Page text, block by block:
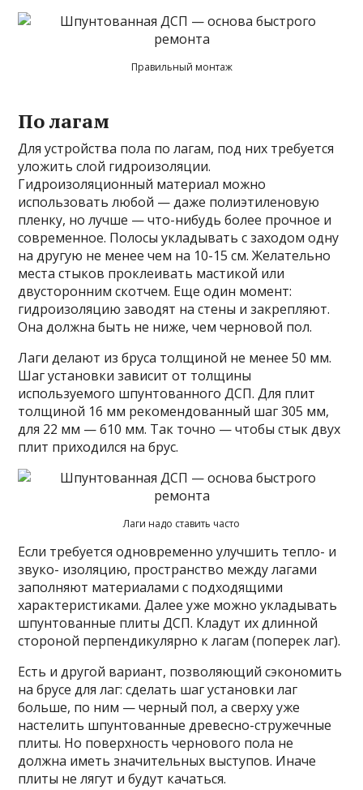
Правильный монтаж
По лагам
Для устройства пола по лагам, под них требуется
уложить слой гидроизоляции.
Гидроизоляционный материал можно
использовать любой — даже полиэтиленовую
пленку, но лучше — что-нибудь более прочное и
современное. Полосы укладывать с заходом одну
на другую не менее чем на 10-15 см. Желательно
места стыков проклеивать мастикой или
двусторонним скотчем. Еще один момент:
гидроизоляцию заводят на стены и закрепляют.
Она должна быть не ниже, чем черновой пол.
Лаги делают из бруса толщиной не менее 50 мм.
Шаг установки зависит от толщины
используемого шпунтованного ДСП. Для плит
толщиной 16 мм рекомендованный шаг 305 мм,
для 22 мм — 610 мм. Так точно — чтобы стык двух
плит приходился на брус.
Лаги надо ставить часто
Если требуется одновременно улучшить тепло- и
звуко- изоляцию, пространство между лагами
заполняют материалами с подходящими
характеристиками. Далее уже можно укладывать
шпунтованные плиты ДСП. Кладут их длинной
стороной перпендикулярно к лагам (поперек лаг).
Есть и другой вариант, позволяющий сэкономить
на брусе для лаг: сделать шаг установки лаг
больше, по ним — черный пол, а сверху уже
настелить шпунтованные древесно-стружечные
плиты. Но поверхность чернового пола не
должна иметь значительных выступов. Иначе
плиты не лягут и будут качаться.